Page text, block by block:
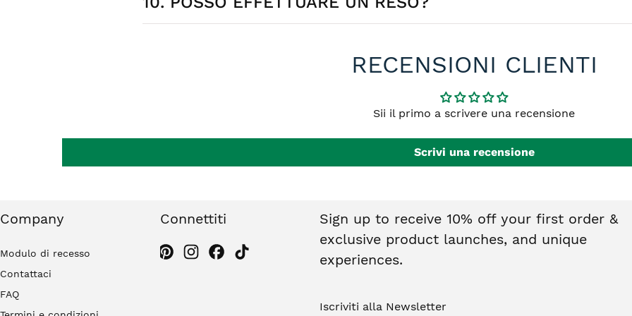
originale. Gli orecchini non rientrano nel diritto di recesso. Ti basterà contattarci e riceverai tutte
RECENSIONI CLIENTI
Sii il primo a scrivere una recensione
Scrivi una recensione
Company
Modulo di recesso
Contattaci
FAQ
Connettiti
Sign up to receive 10% off your first order &
exclusive product launches, and unique
experiences.
Iscriviti alla Newsletter